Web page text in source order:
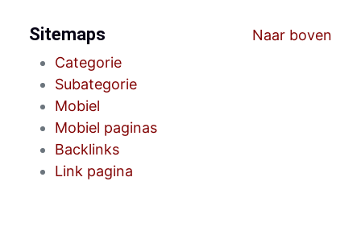
Naar boven
Sitemaps
Categorie
Subategorie
Mobiel
Mobiel paginas
Backlinks
Link pagina